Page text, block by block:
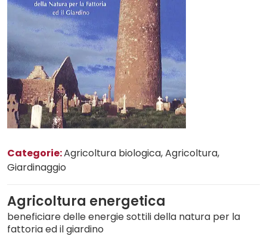
Categorie:Agricoltura biologica, Agricoltura,
Giardinaggio
Agricoltura energetica
beneficiare delle energie sottili della natura per la
fattoria ed il giardino